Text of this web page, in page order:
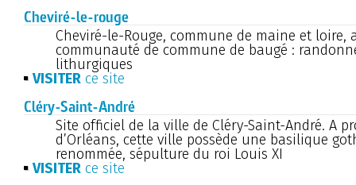
Cheviré-le-rouge
Cheviré-le-Rouge, commune de maine et loire,
communauté de commune de baugé :
lithurgiques
VISITER ce site
Cléry-Saint-André
Site officiel de la ville de Cléry-Saint-André. A
d’Orléans, cette ville possède une basilique
renommée, sépulture du roi Louis XI
VISITER ce site